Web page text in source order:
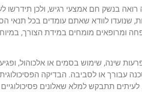
בנשק חם אמצעי רגיש, ולכן תידרשו
שנועדו לוודא שאתם עומדים בכל תנאי
ומרופאים מומחים במידת הצורך,
שינה, שימוש בסמים או אלכוהול,
עבורך או לסביבה. הבדיקה
תתבקש למלא שאלונים פסיכולוגיים